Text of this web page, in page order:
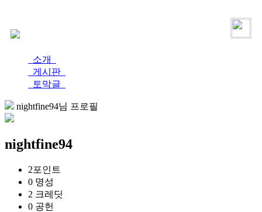
소개
게시판
토막글
nightfine94님 프로필
nightfine94
2포인트
0 명성
2 크레딧
0 공헌